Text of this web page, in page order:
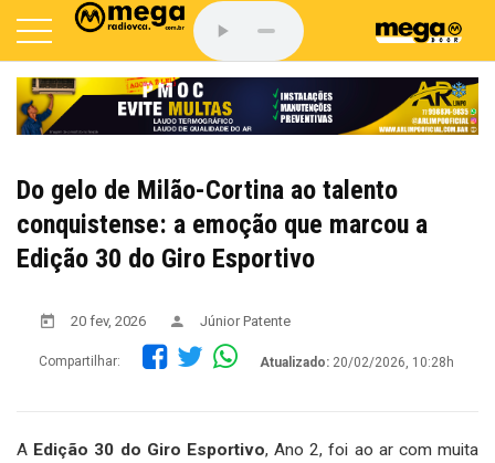
Do gelo de Milão-Cortina ao talento
conquistense: a emoção que marcou a
Edição 30 do Giro Esportivo
20 fev, 2026 Júnior Patente
Compartilhar: Atualizado: 20/02/2026, 10:28h
A Edição 30 do Giro Esportivo, Ano 2, foi ao ar com muita